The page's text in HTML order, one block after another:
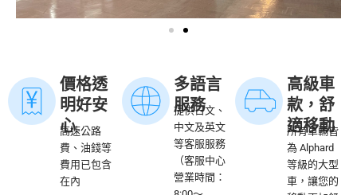
價格透
明好安
心
高速公路
費、油錢等
費用已包含
在內
多語言
服務
提供日文、
中文及英文
等客服服務
（客服中心
營業時間：
高級車
款，舒
適移動
所有車輛皆
為 Alphard
等級的大型
車，讓您的